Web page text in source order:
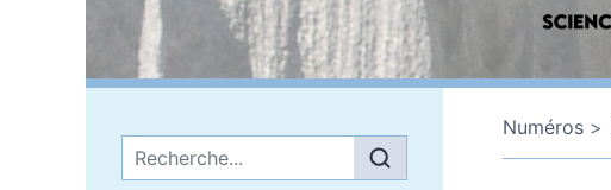
Menu principal
Numéros